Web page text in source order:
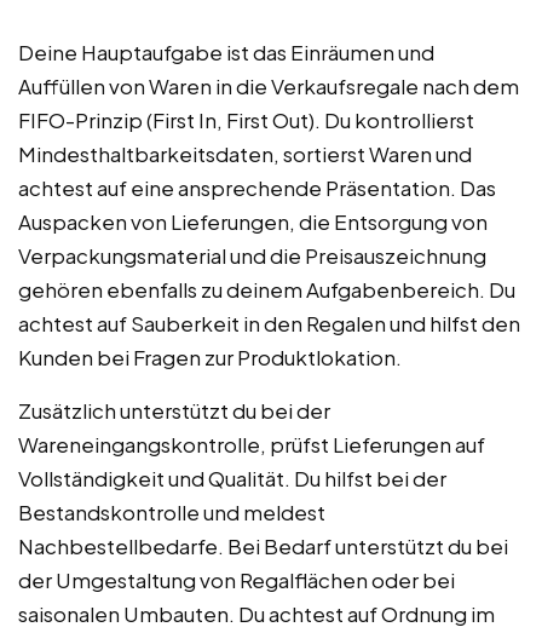
Deine Hauptaufgabe ist das Einräumen und
Auffüllen von Waren in die Verkaufsregale nach dem
FIFO-Prinzip (First In, First Out). Du kontrollierst
Mindesthaltbarkeitsdaten, sortierst Waren und
achtest auf eine ansprechende Präsentation. Das
Auspacken von Lieferungen, die Entsorgung von
Verpackungsmaterial und die Preisauszeichnung
gehören ebenfalls zu deinem Aufgabenbereich. Du
achtest auf Sauberkeit in den Regalen und hilfst den
Kunden bei Fragen zur Produktlokation.
Zusätzlich unterstützt du bei der
Wareneingangskontrolle, prüfst Lieferungen auf
Vollständigkeit und Qualität. Du hilfst bei der
Bestandskontrolle und meldest
Nachbestellbedarfe. Bei Bedarf unterstützt du bei
der Umgestaltung von Regalflächen oder bei
saisonalen Umbauten. Du achtest auf Ordnung im